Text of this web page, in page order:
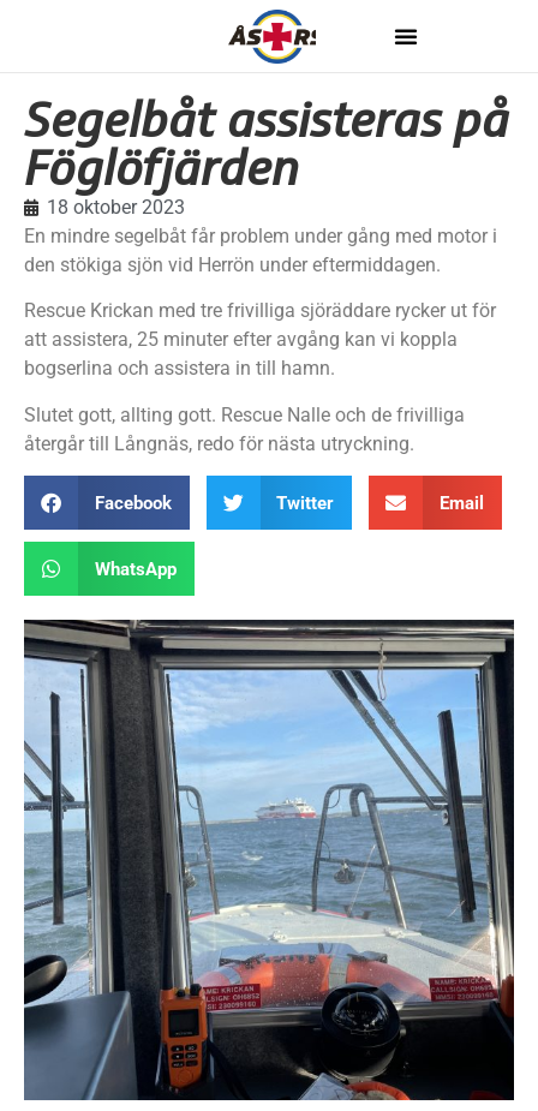
Segelbåt assisteras på
Föglöfjärden
18 oktober 2023
En mindre segelbåt får problem under gång med motor i
den stökiga sjön vid Herrön under eftermiddagen.
Rescue Krickan med tre frivilliga sjöräddare rycker ut för
att assistera, 25 minuter efter avgång kan vi koppla
bogserlina och assistera in till hamn.
Slutet gott, allting gott. Rescue Nalle och de frivilliga
återgår till Långnäs, redo för nästa utryckning.
Facebook Twitter Email
WhatsApp